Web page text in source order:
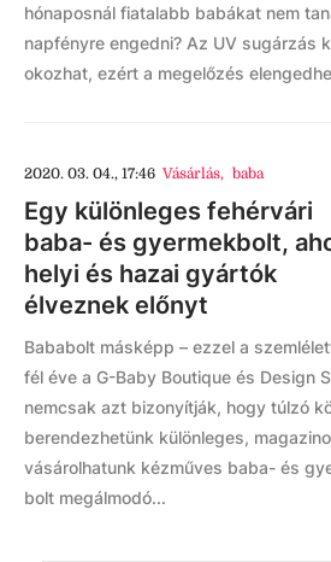
hónaposnál fiatalabb babákat nem
napfényre engedni? Az UV sugárzás
okozhat, ezért a megelőzés
2020. 03. 04., 17:46 Vásárlás, baba
Egy különleges fehérvári
baba- és gyermekbolt,
helyi és hazai gyártók
élveznek előnyt
Bababolt másképp – ezzel a
fél éve a G-Baby Boutique és Design
nemcsak azt bizonyítják, hogy túlzó
berendezhetünk különleges,
vásárolhatunk kézműves baba- és
bolt megálmodó...